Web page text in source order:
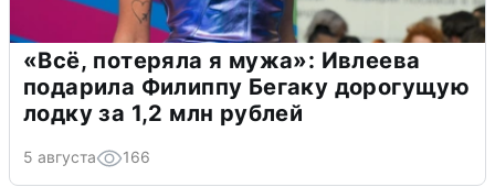
«Всё, потеряла я мужа»: Ивлеева
подарила Филиппу Бегаку дорогущую
лодку за 1,2 млн рублей
5 августа 166